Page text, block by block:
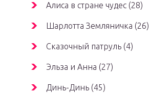
Алиса в стране чудес (28)
Шарлотта Земляничка (26)
Сказочный патруль (4)
Эльза и Анна (27)
Динь-Динь (45)